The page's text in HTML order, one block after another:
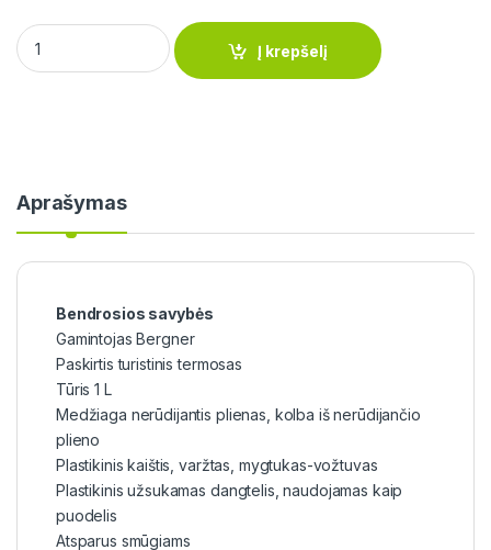
Bergner termosas Travel 1 L BG-5977-MM quantity
Į krepšelį
Aprašymas
Bendrosios savybės
Gamintojas Bergner
Paskirtis turistinis termosas
Tūris 1 L
Medžiaga nerūdijantis plienas, kolba iš nerūdijančio
plieno
Plastikinis kaištis, varžtas, mygtukas-vožtuvas
Plastikinis užsukamas dangtelis, naudojamas kaip
puodelis
Atsparus smūgiams